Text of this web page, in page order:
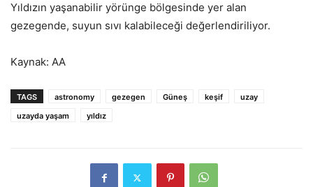
Yıldızın yaşanabilir yörünge bölgesinde yer alan
gezegende, suyun sıvı kalabileceği değerlendiriliyor.
Kaynak: AA
TAGS astronomy gezegen Güneş keşif
uzay
uzayda yaşam
yıldız